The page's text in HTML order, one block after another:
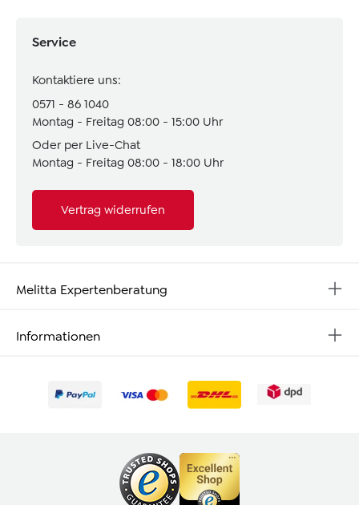
Service
Kontaktiere uns:
0571 - 86 1040
Montag - Freitag 08:00 - 15:00 Uhr
Oder per Live-Chat
Montag - Freitag 08:00 - 18:00 Uhr
Vertrag widerrufen
Melitta Expertenberatung
Informationen